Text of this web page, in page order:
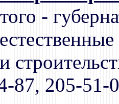
-
87, 205-51-